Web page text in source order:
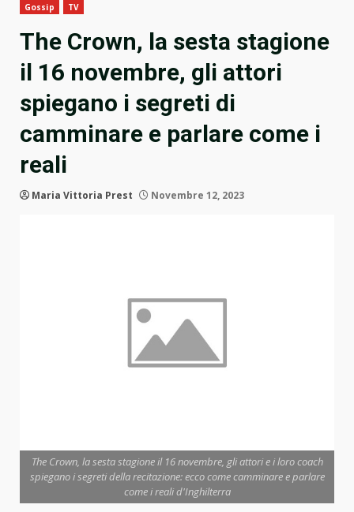
Gossip TV
The Crown, la sesta stagione
il 16 novembre, gli attori
spiegano i segreti di
camminare e parlare come i
reali
Maria Vittoria Prest Novembre 12, 2023
The Crown, la sesta stagione il 16 novembre, gli attori e i loro coach
spiegano i segreti della recitazione: ecco come camminare e parlare
come i reali d'Inghilterra